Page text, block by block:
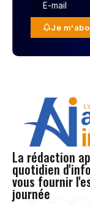
Je
La rédaction
quotidien
vous fournir
journée